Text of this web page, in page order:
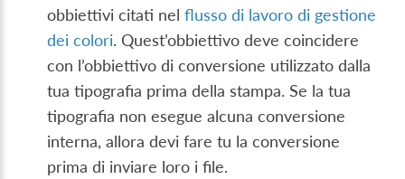
obbiettivi citati nelflusso di lavoro di gestione
dei colori. Quest’obbiettivo deve coincidere
con l’obbiettivo di conversione utilizzato dalla
tua tipografia prima della stampa. Se la tua
tipografia non esegue alcuna conversione
interna, allora devi fare tu la conversione
prima di inviare loro i file.